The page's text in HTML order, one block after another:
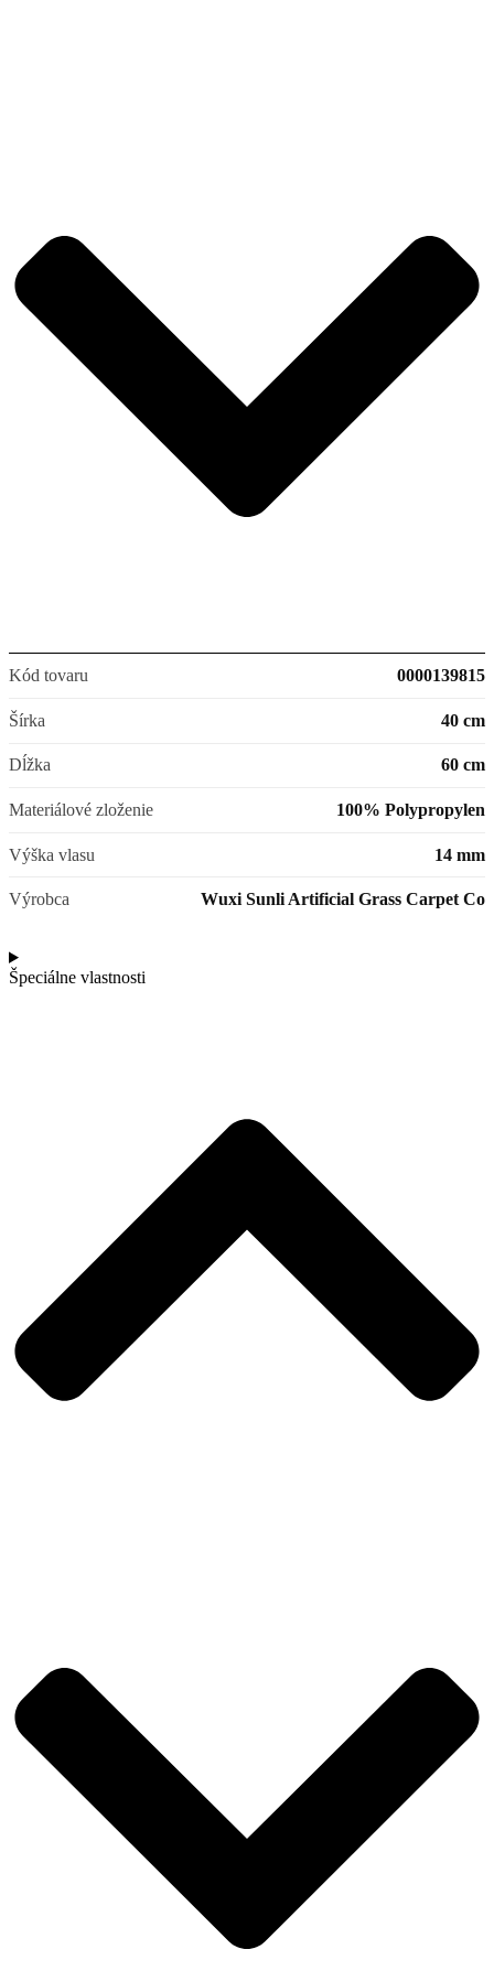
Kód tovaru 0000139815
Šírka 40 cm
Dĺžka 60 cm
Materiálové zloženie 100% Polypropylen
Výška vlasu 14 mm
Výrobca Wuxi Sunli Artificial Grass Carpet Co
Špeciálne vlastnosti